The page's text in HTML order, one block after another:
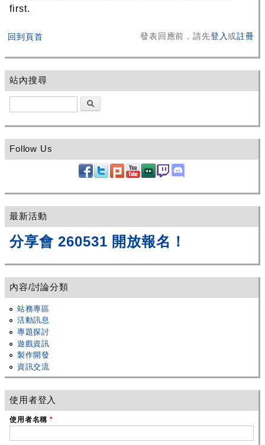
first.
回到頁首 發表回應前，請先登入或註冊
站內搜尋
Follow Us
最新活動
分享會 260531 開放報名！
內容/討論分類
站務專區
活動訊息
專題探討
遊戲資訊
製作開發
資訊交流
使用者登入
使用者名稱*